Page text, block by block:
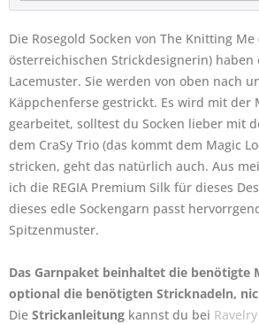
Die Rosegold Socken von The Knitting Me
österreichischen Strickdesignerin) haben
Lacemuster. Sie werden von oben nach
Käppchenferse gestrickt. Es wird mit der
gearbeitet, solltest du Socken lieber mit
dem CraSy Trio (das kommt dem Magic
stricken, geht das natürlich auch. Aus
ich die REGIA Premium Silk für dieses
dieses edle Sockengarn passt
Spitzenmuster.
Das Garnpaket beinhaltet die benötigte
optional die benötigten Stricknadeln,
Die Strickanleitung kannst du bei Ravelry